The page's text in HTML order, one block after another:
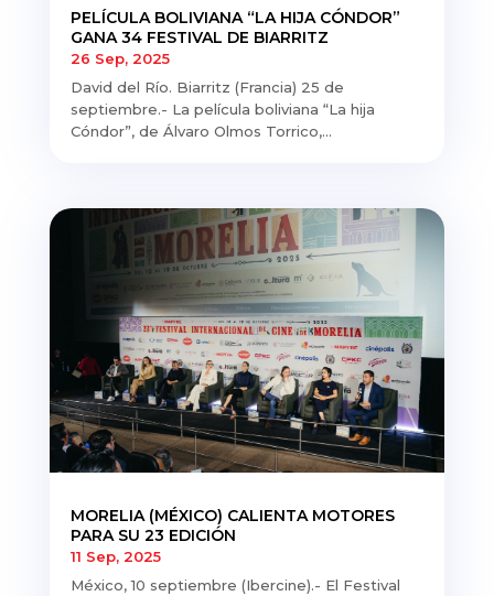
PELÍCULA BOLIVIANA “LA HIJA CÓNDOR”
GANA 34 FESTIVAL DE BIARRITZ
26 Sep, 2025
David del Río. Biarritz (Francia) 25 de
septiembre.- La película boliviana “La hija
Cóndor”, de Álvaro Olmos Torrico,...
MORELIA (MÉXICO) CALIENTA MOTORES
PARA SU 23 EDICIÓN
11 Sep, 2025
México, 10 septiembre (Ibercine).- El Festival